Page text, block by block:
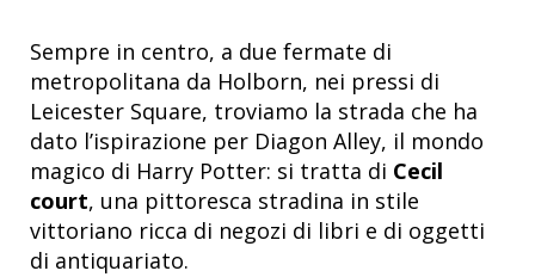
Sempre in centro, a due fermate di
metropolitana da Holborn, nei pressi di
Leicester Square, troviamo la strada che ha
dato l’ispirazione per Diagon Alley, il mondo
magico di Harry Potter: si tratta di Cecil
court, una pittoresca stradina in stile
vittoriano ricca di negozi di libri e di oggetti
di antiquariato.